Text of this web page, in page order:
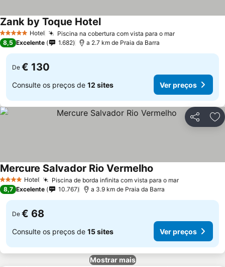
5 Estrelas Hotel Piscina na cobertura com vista para o mar
Zank by Toque Hotel
8,5 Excelente 1.682 a 2.7 km de Praia da Barra
De € 130
Consulte os preços de 12 sites Ver preços
Partilhar
4 EstrelasHotel Piscina de borda infinita com vista para o mar
Mercure Salvador Rio Vermelho
8,7 Excelente 10.767 a 3.9 km de Praia da Barra
De € 68
Consulte os preços de 15 sites Ver preços
Mostrar mais